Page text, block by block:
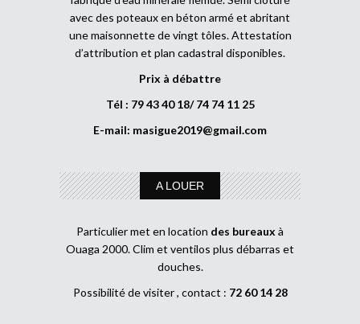
avec des poteaux en béton armé et abritant
une maisonnette de vingt tôles. Attestation
d’attribution et plan cadastral disponibles.
Prix à débattre
Tél : 79 43 40 18/ 74 74 11 25
E-mail: masigue2019@gmail.com
A LOUER
Particulier met en location des bureaux à
Ouaga 2000. Clim et ventilos plus débarras et
douches.
Possibilité de visiter , contact : 72 60 14 28